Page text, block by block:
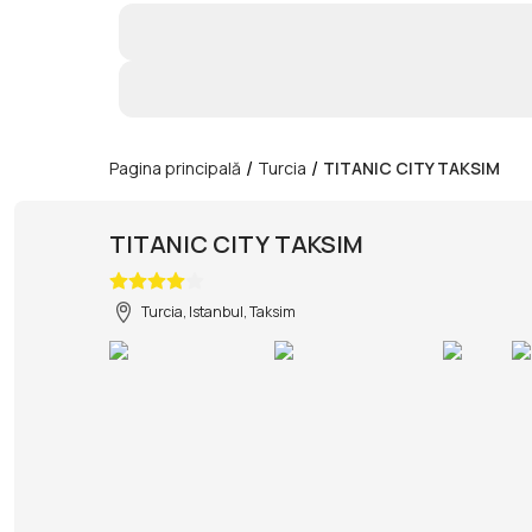
Pagina principală / Turcia / TITANIC CITY TAKSIM
TITANIC CITY TAKSIM
Turcia, Istanbul, Taksim